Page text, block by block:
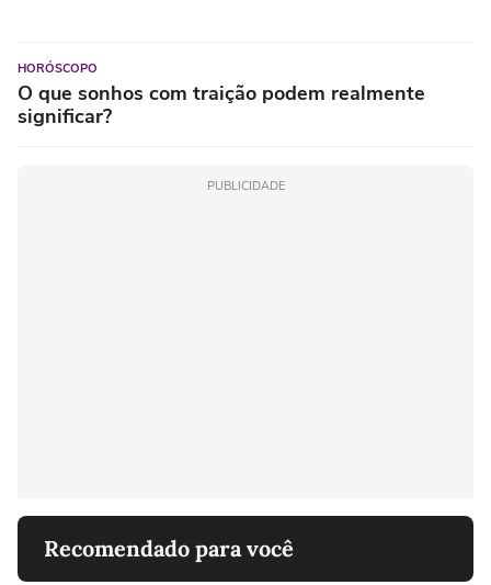
HORÓSCOPO
O que sonhos com traição podem realmente
significar?
PUBLICIDADE
Recomendado para você